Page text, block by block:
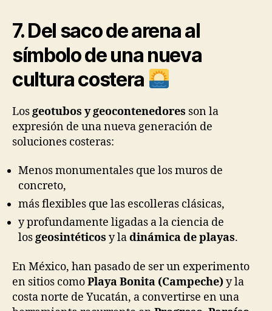
7. Del saco de arena al
símbolo de una nueva
cultura costera
Losgeotubos y geocontenedores son la
expresión de una nueva generación de
soluciones costeras:
Menos monumentales que los muros de
concreto,
más flexibles que las escolleras clásicas,
y profundamente ligadas a la ciencia de
losgeosintéticos y ladinámica de playas.
En México, han pasado de ser un experimento
en sitios comoPlaya Bonita (Campeche)y la
costa norte de Yucatán, a convertirse en una